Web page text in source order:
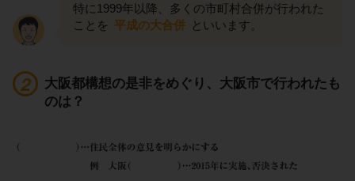
特に1999年以降、多くの市町村合併が行われた
ことを 平成の大合併 といいます。
大阪都構想の是非をめぐり、大阪市で行われたも
のは？